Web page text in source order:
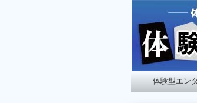
体験型エン